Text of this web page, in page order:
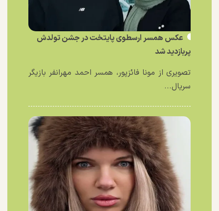
عکس همسر ارسطوی پایتخت در جشن تولدش
پربازدید شد
تصویری از مونا فائزپور، همسر احمد مهرانفر بازیگر
سریال...